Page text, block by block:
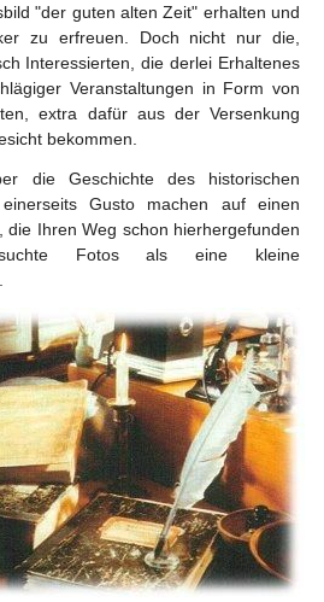
"der guten alten Zeit" erhalten und
zu erfreuen. Doch nicht nur die,
Interessierten, die derlei Erhaltenes
Veranstaltungen in Form von
extra dafür aus der Versenkung
bekommen.
die Geschichte des historischen
Gusto machen auf einen
die Ihren Weg schon hierhergefunden
Fotos als eine kleine